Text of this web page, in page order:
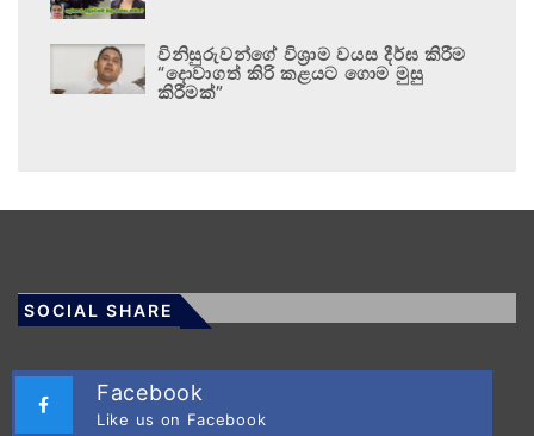
විනිසුරුවන්ගේ විශ්‍රාම වයස දීර්ඝ කිරීම
“දොවාගත් කිරි කළයට ගොම මුසු
කිරීමක්”
SOCIAL SHARE
Facebook
Like us on Facebook